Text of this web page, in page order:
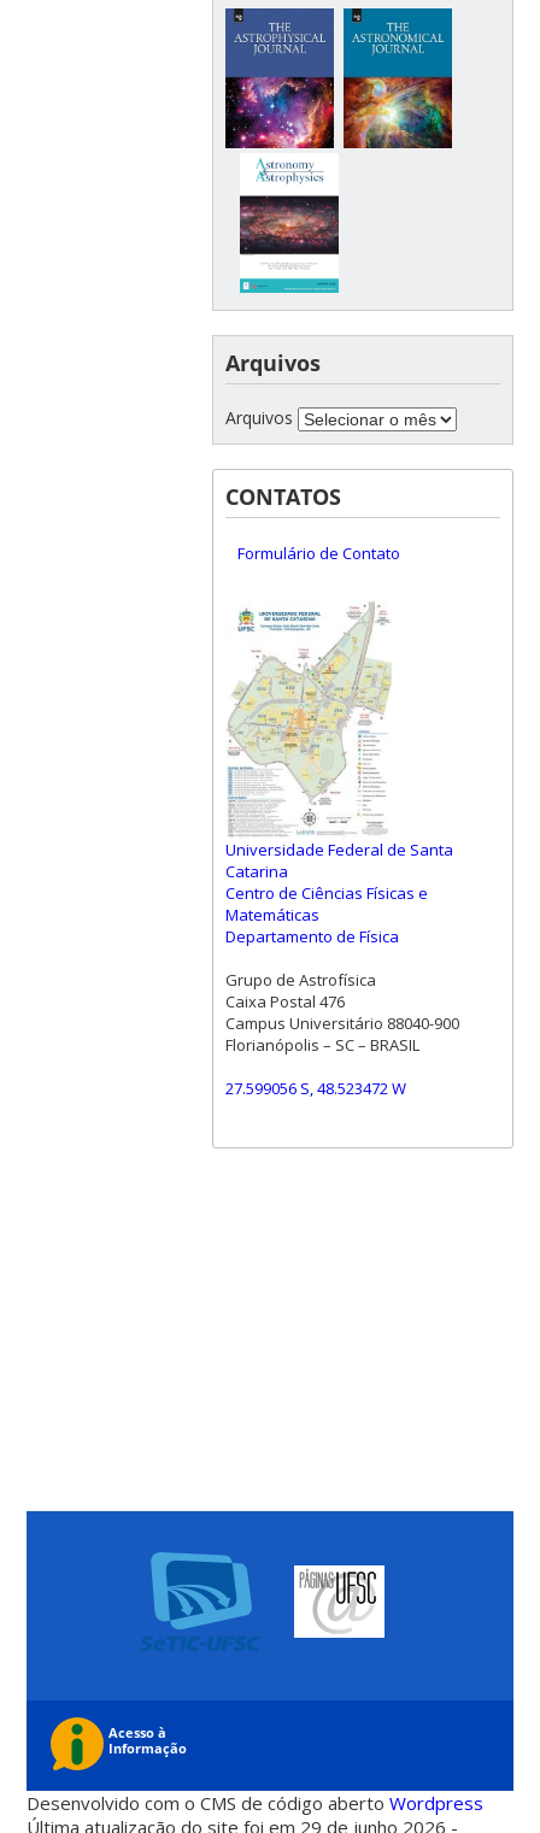
Arquivos
Arquivos
CONTATOS
Formulário de Contato
Universidade Federal de Santa
Catarina
Centro de Ciências Físicas e
Matemáticas
Departamento de Física
Grupo de Astrofísica
Caixa Postal 476
Campus Universitário 88040-900
Florianópolis – SC – BRASIL
27.599056 S, 48.523472 W
Desenvolvido com o CMS de código abertoWordpress
Última atualização do site foi em 29 de junho 2026 -